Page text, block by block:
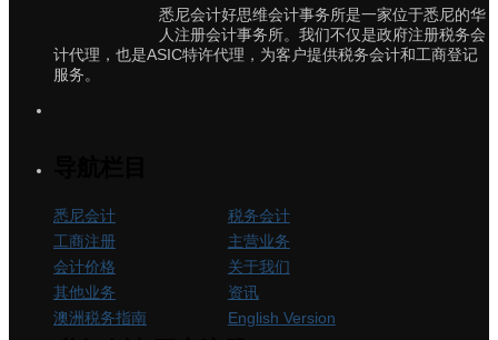
悉尼会计好思维会计事务所是一家位于悉尼的华
人注册会计事务所。我们不仅是政府注册税务会
计代理，也是ASIC特许代理，为客户提供税务会计和工商登记
服务。
悉尼会计
税务会计
工商注册
主营业务
会计价格
关于我们
其他业务
资讯
澳洲税务指南
English Version